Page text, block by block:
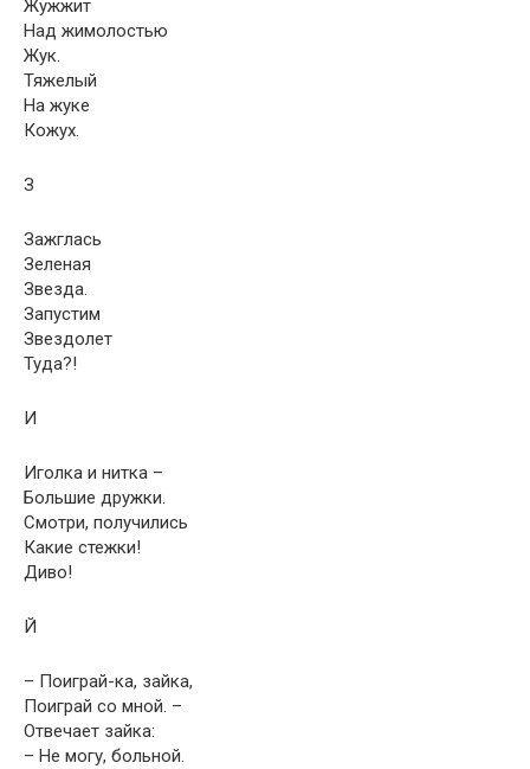
Жужжит
Над жимолостью
Жук.
Тяжелый
На жуке
Кожух.
З
Зажглась
Зеленая
Звезда.
Запустим
Звездолет
Туда?!
И
Иголка и нитка –
Большие дружки.
Смотри, получились
Какие стежки!
Диво!
Й
– Поиграй-ка, зайка,
Поиграй со мной. –
Отвечает зайка:
– Не могу, больной.